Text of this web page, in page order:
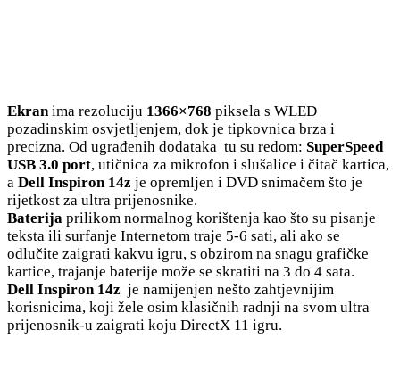
Ekranima rezoluciju 1366×768 piksela s WLED
pozadinskim osvjetljenjem, dok je tipkovnica brza i
precizna. Od ugrađenih dodataka tu su redom: SuperSpeed
USB 3.0 port, utičnica za mikrofon i slušalice i čitač kartica,
a Dell Inspiron 14z je opremljen i DVD snimačem što je
rijetkost za ultra prijenosnike.
Baterija prilikom normalnog korištenja kao što su pisanje
teksta ili surfanje Internetom traje 5-6 sati, ali ako se
odlučite zaigrati kakvu igru, s obzirom na snagu grafičke
kartice, trajanje baterije može se skratiti na 3 do 4 sata.
Dell Inspiron 14z je namijenjen nešto zahtjevnijim
korisnicima, koji žele osim klasičnih radnji na svom ultra
prijenosnik-u zaigrati koju DirectX 11 igru.